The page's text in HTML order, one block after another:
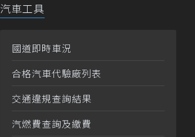
汽車工具
國道即時車況
合格汽車代驗廠列表
交通違規查詢結果
汽燃費查詢及繳費